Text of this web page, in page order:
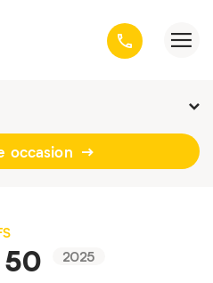
occasion
50 2025